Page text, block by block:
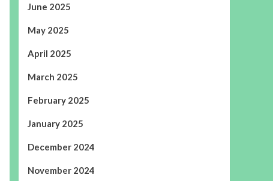
June 2025
May 2025
April 2025
March 2025
February 2025
January 2025
December 2024
November 2024